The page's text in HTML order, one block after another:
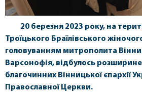
20 березня 2023 року, на
Троїцького Браїлівського
головуванням митрополита
Варсонофія, відбулось
благочинних Вінницької єпархії
Православної Церкви.